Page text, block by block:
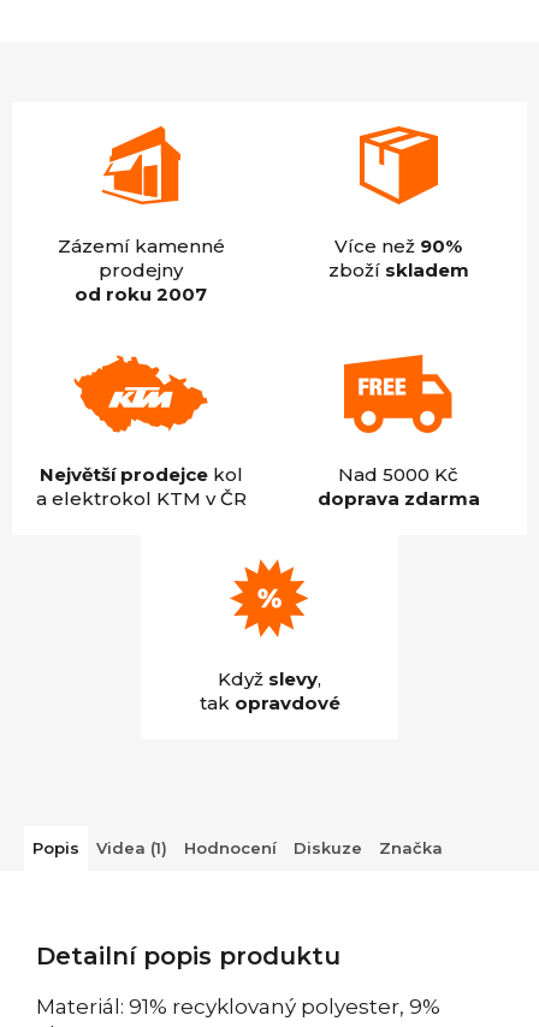
Zázemí kamenné
prodejny
od roku 2007
Více než 90%
zboží skladem
Největší prodejcekol
a elektrokol KTM v ČR
Nad 5000 Kč
doprava zdarma
Když slevy,
tak opravdové
Popis Videa (1) Hodnocení Diskuze Značka
Detailní popis produktu
Materiál: 91% recyklovaný polyester, 9%